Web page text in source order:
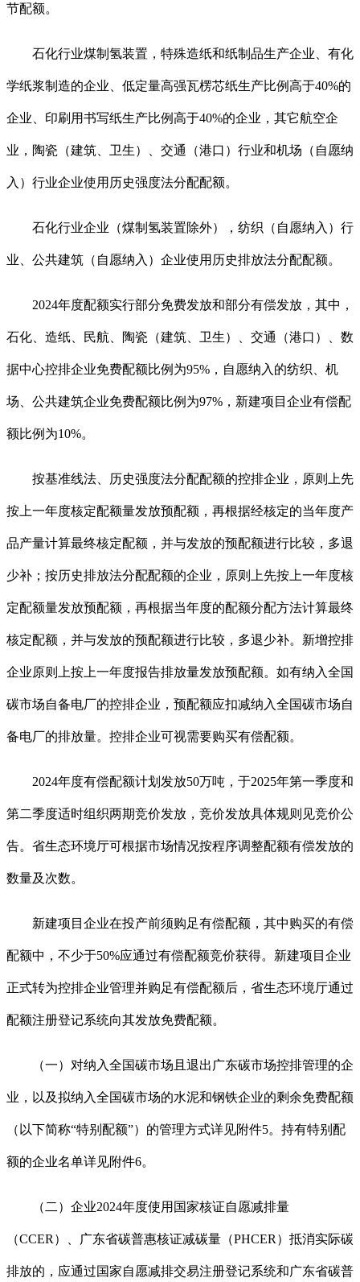
节配额。
石化行业煤制氢装置，特殊造纸和纸制品生产企业、有化
学纸浆制造的企业、低定量高强瓦楞芯纸生产比例高于40%的
企业、印刷用书写纸生产比例高于40%的企业，其它航空企
业，陶瓷（建筑、卫生）、交通（港口）行业和机场（自愿纳
入）行业企业使用历史强度法分配配额。
石化行业企业（煤制氢装置除外），纺织（自愿纳入）行
业、公共建筑（自愿纳入）企业使用历史排放法分配配额。
2024年度配额实行部分免费发放和部分有偿发放，其中，
石化、造纸、民航、陶瓷（建筑、卫生）、交通（港口）、数
据中心控排企业免费配额比例为95%，自愿纳入的纺织、机
场、公共建筑企业免费配额比例为97%，新建项目企业有偿配
额比例为10%。
按基准线法、历史强度法分配配额的控排企业，原则上先
按上一年度核定配额量发放预配额，再根据经核定的当年度产
品产量计算最终核定配额，并与发放的预配额进行比较，多退
少补；按历史排放法分配配额的企业，原则上先按上一年度核
定配额量发放预配额，再根据当年度的配额分配方法计算最终
核定配额，并与发放的预配额进行比较，多退少补。新增控排
企业原则上按上一年度报告排放量发放预配额。如有纳入全国
碳市场自备电厂的控排企业，预配额应扣减纳入全国碳市场自
备电厂的排放量。控排企业可视需要购买有偿配额。
2024年度有偿配额计划发放50万吨，于2025年第一季度和
第二季度适时组织两期竞价发放，竞价发放具体规则见竞价公
告。省生态环境厅可根据市场情况按程序调整配额有偿发放的
数量及次数。
新建项目企业在投产前须购足有偿配额，其中购买的有偿
配额中，不少于50%应通过有偿配额竞价获得。新建项目企业
正式转为控排企业管理并购足有偿配额后，省生态环境厅通过
配额注册登记系统向其发放免费配额。
（一）对纳入全国碳市场且退出广东碳市场控排管理的企
业，以及拟纳入全国碳市场的水泥和钢铁企业的剩余免费配额
（以下简称“特别配额”）的管理方式详见附件5。持有特别配
额的企业名单详见附件6。
（二）企业2024年度使用国家核证自愿减排量
（CCER）、广东省碳普惠核证减碳量（PHCER）抵消实际碳
排放的，应通过国家自愿减排交易注册登记系统和广东省碳普